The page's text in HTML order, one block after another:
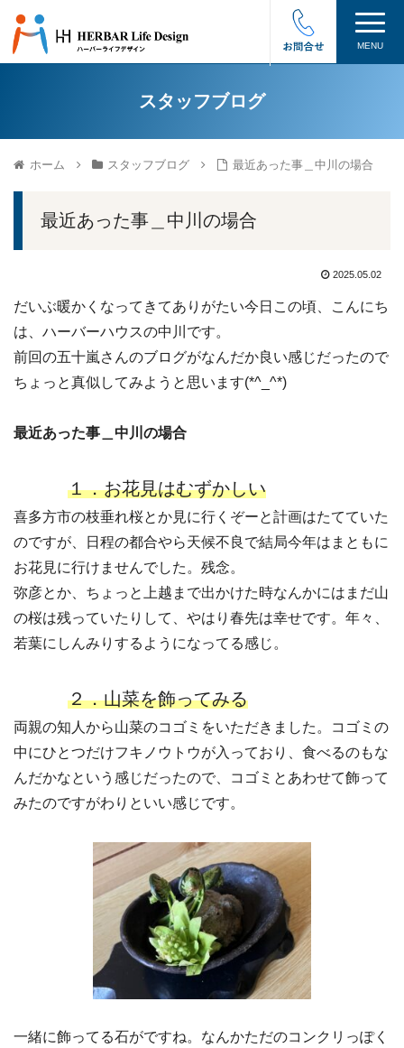
MENU
スタッフブログ
ホーム スタッフブログ 最近あった事＿中川の場合
最近あった事＿中川の場合
2025.05.02
だいぶ暖かくなってきてありがたい今日この頃、こんにち
は、ハーバーハウスの中川です。
前回の五十嵐さんのブログがなんだか良い感じだったので
ちょっと真似してみようと思います(*^_^*)
最近あった事＿中川の場合
１．お花見はむずかしい
喜多方市の枝垂れ桜とか見に行くぞーと計画はたてていた
のですが、日程の都合やら天候不良で結局今年はまともに
お花見に行けませんでした。残念。
弥彦とか、ちょっと上越まで出かけた時なんかにはまだ山
の桜は残っていたりして、やはり春先は幸せです。年々、
若葉にしんみりするようになってる感じ。
２．山菜を飾ってみる
両親の知人から山菜のコゴミをいただきました。コゴミの
中にひとつだけフキノウトウが入っており、食べるのもな
んだかなという感じだったので、コゴミとあわせて飾って
みたのですがわりといい感じです。
一緒に飾ってる石がですね。なんかただのコンクリっぽく